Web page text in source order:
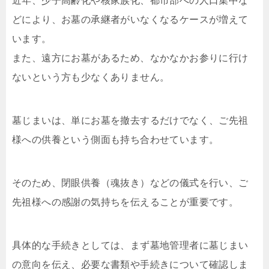
どにより、お墓の承継者がいなくなるケースが増えて
います。
また、遠方にお墓があるため、なかなかお参りに行け
ないという方も少なくありません。
墓じまいは、単にお墓を撤去するだけでなく、ご先祖
様への供養という側面も持ち合わせています。
そのため、閉眼供養（魂抜き）などの儀式を行い、ご
先祖様への感謝の気持ちを伝えることが重要です。
具体的な手続きとしては、まず墓地管理者に墓じまい
の意向を伝え、必要な書類や手続きについて確認しま